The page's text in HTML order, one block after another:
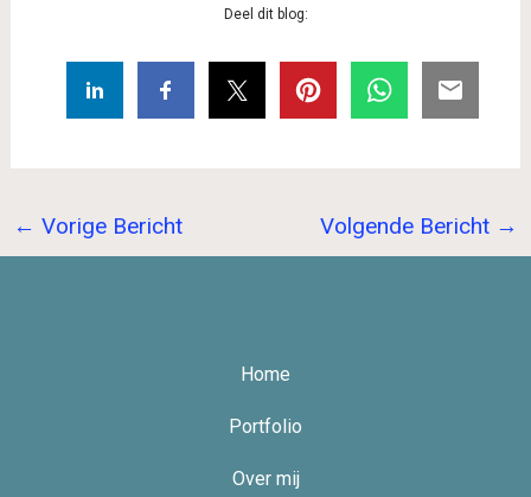
Deel dit blog:
← Vorige Bericht Volgende Bericht →
Home
Portfolio
Over mij